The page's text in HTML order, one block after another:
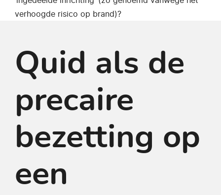
verhoogde risico op brand)?
Quid als de
precaire
bezetting op
een